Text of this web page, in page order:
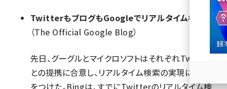
llmo (1166)
TwitterもブログもGoogleでリアルタイム検索
（The Official Google Blog）
先日、グーグルとマイクロソフトはそれぞれTwitter
との提携に合意し、リアルタイム検索の実現に弾み
をつけた。Bingは、すでにTwitterのリアルタイム検